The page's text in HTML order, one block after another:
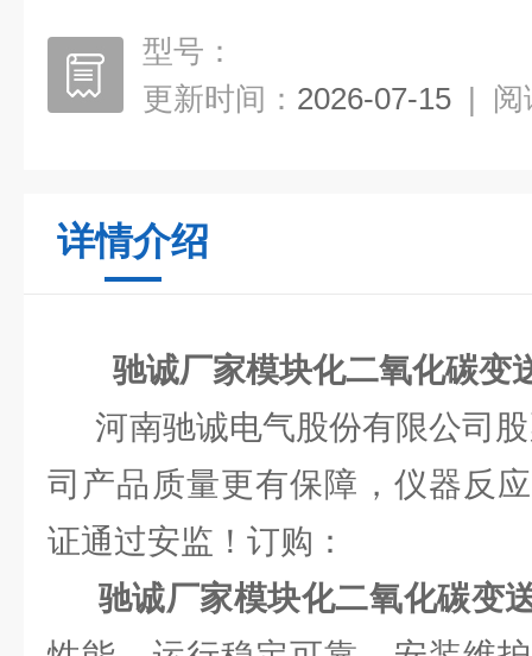
型号：
更新时间： 2026-07-15 | 阅
详情介绍
驰诚厂家模块化二氧化碳变
河南驰诚电气股份有限公司
司产品质量更有保障，仪器反
证通过安监！订购：
驰诚厂家模块化二氧化碳变